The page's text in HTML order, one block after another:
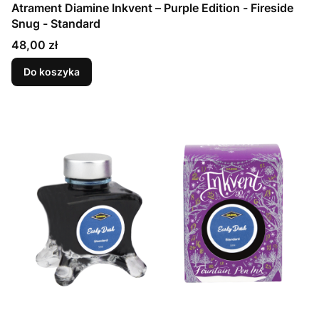
Atrament Diamine Inkvent – Purple Edition - Fireside
Snug - Standard
Cena
48,00 zł
Do koszyka